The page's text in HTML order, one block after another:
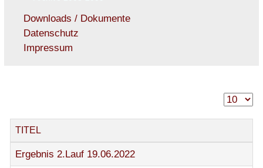
Downloads / Dokumente
Datenschutz
Impressum
TITEL
Ergebnis 2.Lauf 19.06.2022